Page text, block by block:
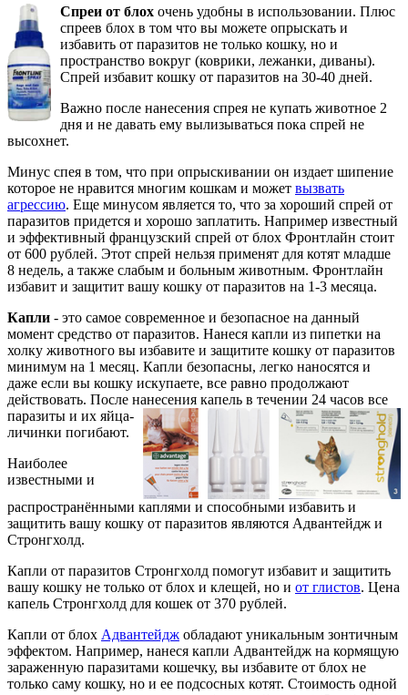
Спреи от блох очень удобны в использовании. Плюс
спреев блох в том что вы можете опрыскать и
избавить от паразитов не только кошку, но и
пространство вокруг (коврики, лежанки, диваны).
Спрей избавит кошку от паразитов на 30-40 дней.
Важно после нанесения спрея не купать животное 2
дня и не давать ему вылизываться пока спрей не
высохнет.
Минус спея в том, что при опрыскивании он издает шипение
которое не нравится многим кошкам и может вызвать
агрессию. Еще минусом является то, что за хороший спрей от
паразитов придется и хорошо заплатить. Например известный
и эффективный французский спрей от блох Фронтлайн стоит
от 600 рублей. Этот спрей нельзя применят для котят младше
8 недель, а также слабым и больным животным. Фронтлайн
избавит и защитит вашу кошку от паразитов на 1-3 месяца.
Капли - это самое современное и безопасное на данный
момент средство от паразитов. Нанеся капли из пипетки на
холку животного вы избавите и защитите кошку от паразитов
минимум на 1 месяц. Капли безопасны, легко наносятся и
даже если вы кошку искупаете, все равно продолжают
действовать. После нанесения капель в течении 24 часов все
паразиты и их яйца-
личинки погибают.
Наиболее
известными и
распространёнными каплями и способными избавить и
защитить вашу кошку от паразитов являются Адвантейдж и
Стронгхолд.
Капли от паразитов Стронгхолд помогут избавит и защитить
вашу кошку не только от блох и клещей, но и от глистов. Цена
капель Стронгхолд для кошек от 370 рублей.
Капли от блох Адвантейдж обладают уникальным зонтичным
эффектом. Например, нанеся капли Адвантейдж на кормящую
зараженную паразитами кошечку, вы избавите от блох не
только саму кошку, но и ее подсосных котят. Стоимость одной